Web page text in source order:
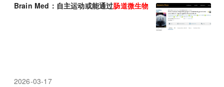
Brain Med：自主运动或能通过肠道微生物群 来重塑机体的色氨酸
2026-03-17